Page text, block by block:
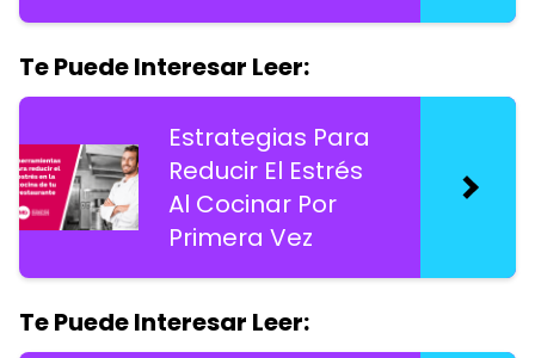
Te Puede Interesar Leer:
Estrategias Para
Reducir El Estrés
Al Cocinar Por
Primera Vez
Te Puede Interesar Leer: